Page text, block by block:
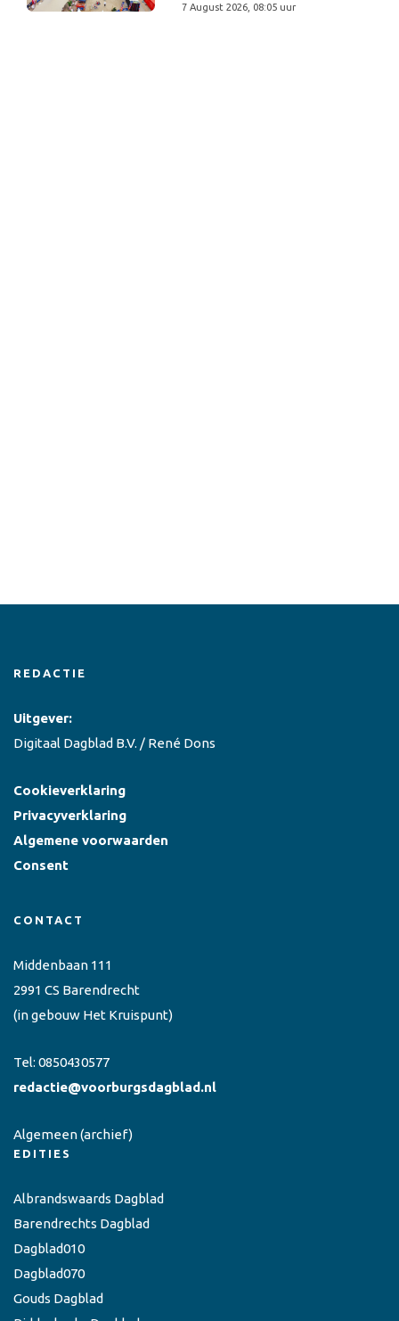
7 August 2026, 08:05 uur
REDACTIE
Uitgever:
Digitaal Dagblad B.V. / René Dons
Cookieverklaring
Privacyverklaring
Algemene voorwaarden
Consent
CONTACT
Middenbaan 111
2991 CS Barendrecht
(in gebouw Het Kruispunt)
Tel: 0850430577
redactie@voorburgsdagblad.nl
Algemeen(archief)
EDITIES
Albrandswaards Dagblad
Barendrechts Dagblad
Dagblad010
Dagblad070
Gouds Dagblad